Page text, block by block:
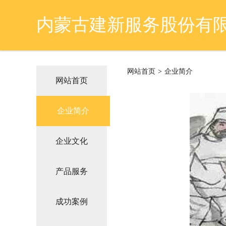
内蒙古建新服务股份有
网站首页
企业简介
企业文化
产品服务
成功案例
网站首页 > 企业简介